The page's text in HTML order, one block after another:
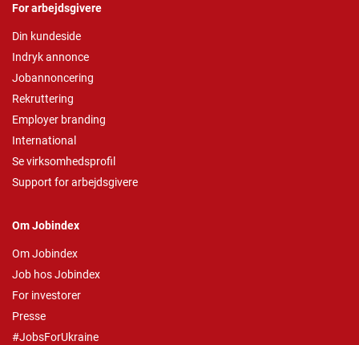
For arbejdsgivere
Din kundeside
Indryk annonce
Jobannoncering
Rekruttering
Employer branding
International
Se virksomhedsprofil
Support for arbejdsgivere
Om Jobindex
Om Jobindex
Job hos Jobindex
For investorer
Presse
#JobsForUkraine